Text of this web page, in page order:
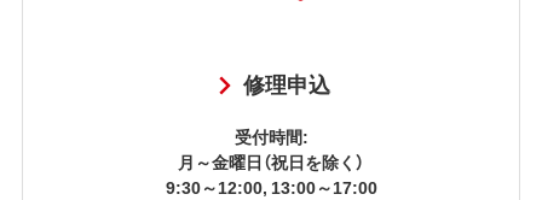
修理申込
受付時間:
月～金曜日（祝日を除く）
9:30～12:00, 13:00～17:00